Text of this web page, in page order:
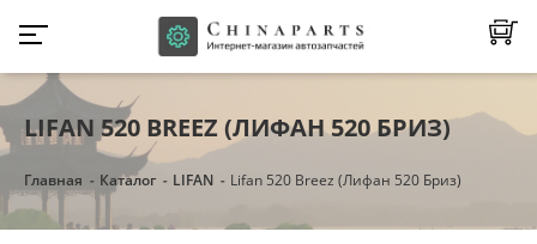
LIFAN 520 BREEZ (ЛИФАН 520 БРИЗ)
Главная Каталог LIFAN Lifan 520 Breez (Лифан 520 Бриз)